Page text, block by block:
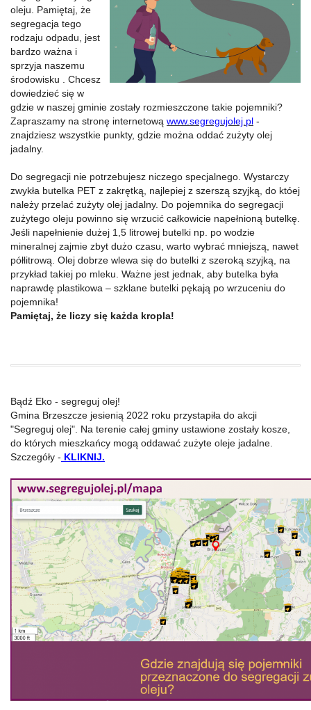
oleju. Pamiętaj, że
segregacja tego
rodzaju odpadu, jest
bardzo ważna i
sprzyja naszemu
środowisku . Chcesz
dowiedzieć się w
gdzie w naszej gminie zostały rozmieszczone takie pojemniki?
Zapraszamy na stronę internetową www.segregujolej.pl -
znajdziesz wszystkie punkty, gdzie można oddać zużyty olej
jadalny.
Do segregacji nie potrzebujesz niczego specjalnego. Wystarczy
zwykła butelka PET z zakrętką, najlepiej z szerszą szyjką, do któej
należy przelać zużyty olej jadalny. Do pojemnika do segregacji
zużytego oleju powinno się wrzucić całkowicie napełnioną butelkę.
Jeśli napełnienie dużej 1,5 litrowej butelki np. po wodzie
mineralnej zajmie zbyt dużo czasu, warto wybrać mniejszą, nawet
półlitrową. Olej dobrze wlewa się do butelki z szeroką szyjką, na
przykład takiej po mleku. Ważne jest jednak, aby butelka była
naprawdę plastikowa – szklane butelki pękają po wrzuceniu do
pojemnika!
Pamiętaj, że liczy się każda kropla!
Bądź Eko - segreguj olej!
Gmina Brzeszcze jesienią 2022 roku przystapiła do akcji
"Segreguj olej". Na terenie całej gminy ustawione zostały kosze,
do których mieszkańcy mogą oddawać zużyte oleje jadalne.
Szczegóły - KLIKNIJ.